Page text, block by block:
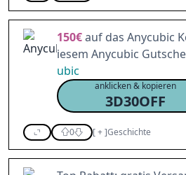
150€auf das Anycubic
iesem Anycubic
ubic
anklicken & kopieren
3D30OFF
0 [+]Geschichte